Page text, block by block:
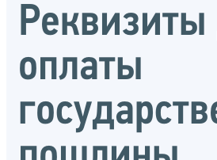
Реквизиты
оплаты